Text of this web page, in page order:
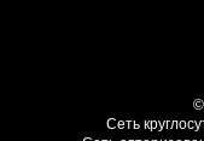
©
Cеть